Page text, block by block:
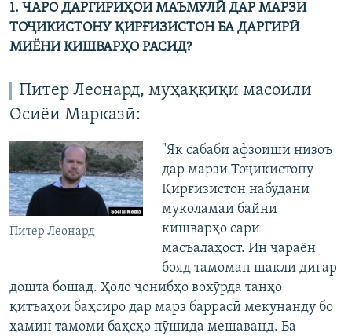
1. ЧАРО ДАРГИРИҲОИ МАЪМУЛӢ ДАР МАРЗИ
ТОҶИКИСТОНУ ҚИРҒИЗИСТОН БА ДАРГИРӢ
МИЁНИ КИШВАРҲО РАСИД?
Питер Леонард, муҳаққиқи масоили
Осиёи Марказӣ:
Питер Леонард
"Як сабаби афзоиши низоъ
дар марзи Тоҷикистону
Қирғизистон набудани
муколамаи байни
кишварҳо сари
масъалаҳост. Ин ҷараён
бояд тамоман шакли дигар
дошта бошад. Ҳоло ҷонибҳо вохӯрда танҳо
қитъаҳои баҳсиро дар марз баррасӣ мекунанду бо
ҳамин тамоми баҳсҳо пӯшида мешаванд. Ба